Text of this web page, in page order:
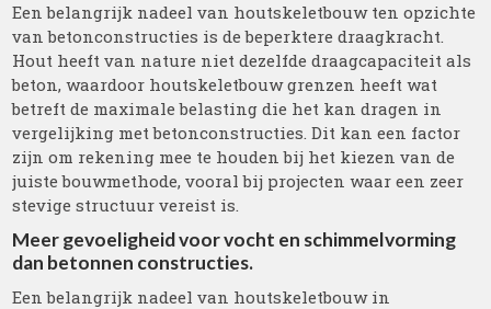
Een belangrijk nadeel van houtskeletbouw ten opzichte
van betonconstructies is de beperktere draagkracht.
Hout heeft van nature niet dezelfde draagcapaciteit als
beton, waardoor houtskeletbouw grenzen heeft wat
betreft de maximale belasting die het kan dragen in
vergelijking met betonconstructies. Dit kan een factor
zijn om rekening mee te houden bij het kiezen van de
juiste bouwmethode, vooral bij projecten waar een zeer
stevige structuur vereist is.
Meer gevoeligheid voor vocht en schimmelvorming
dan betonnen constructies.
Een belangrijk nadeel van houtskeletbouw in